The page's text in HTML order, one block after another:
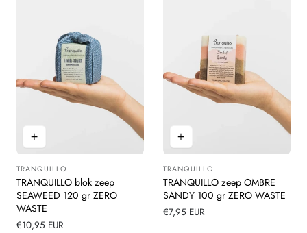
Leverancier:
TRANQUILLO
TRANQUILLO blok zeep
SEAWEED 120 gr ZERO
WASTE
Normale
€10,95 EUR
Leverancier:
TRANQUILLO
TRANQUILLO zeep OMBRE
SANDY 100 gr ZERO WASTE
Normale
€7,95 EUR